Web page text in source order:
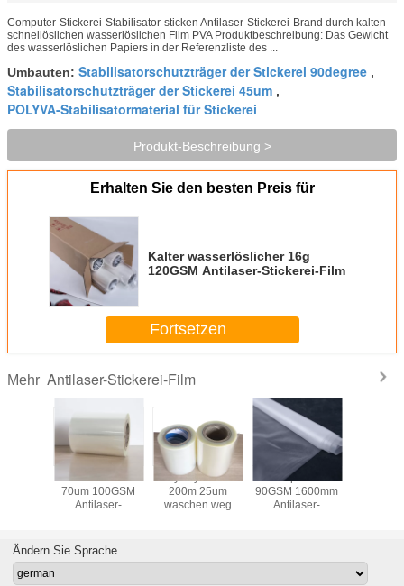
Computer-Stickerei-Stabilisator-sticken Antilaser-Stickerei-Brand durch kalten
schnellöslichen wasserlöslichen Film PVA Produktbeschreibung: Das Gewicht
des wasserlöslichen Papiers in der Referenzliste des ...
Umbauten: Stabilisatorschutzträger der Stickerei 90degree ,
Stabilisatorschutzträger der Stickerei 45um ,
POLYVA-Stabilisatormaterial für Stickerei
Produkt-Beschreibung >
Erhalten Sie den besten Preis für
Kalter wasserlöslicher 16g
120GSM Antilaser-Stickerei-Film
Fortsetzen
Mehr Antilaser-Stickerei-Film
Brand durch
70um 100GSM
Antilaser-
Polyvinylalkohol
200m 25um
waschen weg
Transparenter
90GSM 1600mm
Antilaser-
Ändern Sie Sprache